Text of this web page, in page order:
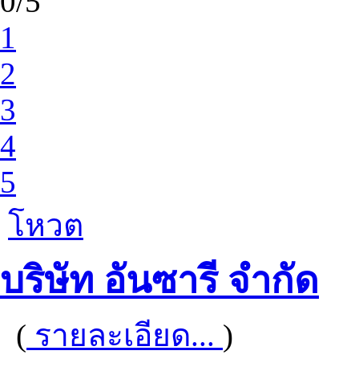
1
2
3
4
5
โหวต
บริษัท อันซารี จำกัด
( รายละเอียด... )